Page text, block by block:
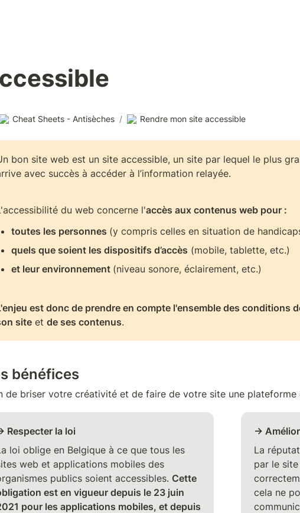
Cheat Sheets - Antisèches / Rendre mon site accessible
bon site web est un site accessible, un site par lequel le plus
avec succès à accéder à l’information relayée.
du web concerne l'accès aux contenus web pour :
toutes les personnes (y compris celles en situation de
quels que soient les dispositifs d’accès (mobile, tablette, etc.)
et leur environnement (niveau sonore, éclairement, etc.)
est donc de prendre en compte l'ensemble des conditions
site et de ses contenus.
bénéfices
de briser votre créativité et de faire de votre site une plateforme
Respecter la loi
loi oblige en Belgique à ce que tous les
web et applications mobiles des
publics soient accessibles. Cette
est en vigueur depuis le 23 juin
pour les applications mobiles, et depuis
→
La
par le
cela ne